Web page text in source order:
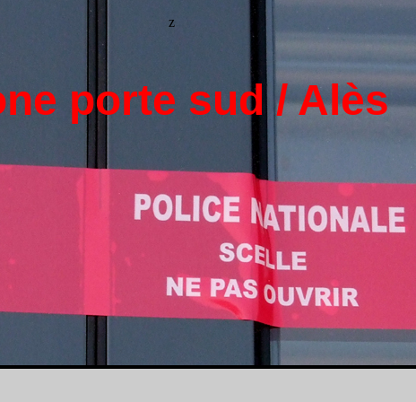
z
porte sud / Alès